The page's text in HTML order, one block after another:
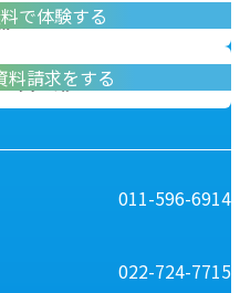
料デモ体験
いただけます
で体験する
資料請求
はこちらから
料請求をする
011-596-6914
022-724-7715